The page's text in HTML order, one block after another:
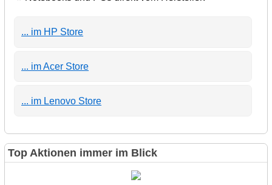
... im HP Store
... im Acer Store
... im Lenovo Store
Top Aktionen immer im Blick